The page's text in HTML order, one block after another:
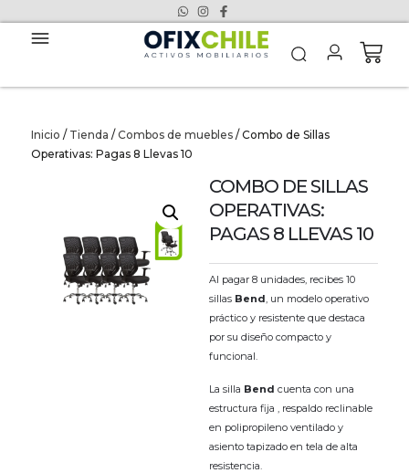
Inicio / Tienda / Combos de muebles/ Combo de Sillas
Operativas: Pagas 8 Llevas 10
COMBO DE SILLAS
OPERATIVAS:
PAGAS 8 LLEVAS 10
Al pagar 8 unidades, recibes 10
sillas Bend, un modelo operativo
práctico y resistente que destaca
por su diseño compacto y
funcional.
La silla Bend cuenta con una
estructura fija , respaldo reclinable
en polipropileno ventilado y
asiento tapizado en tela de alta
resistencia.